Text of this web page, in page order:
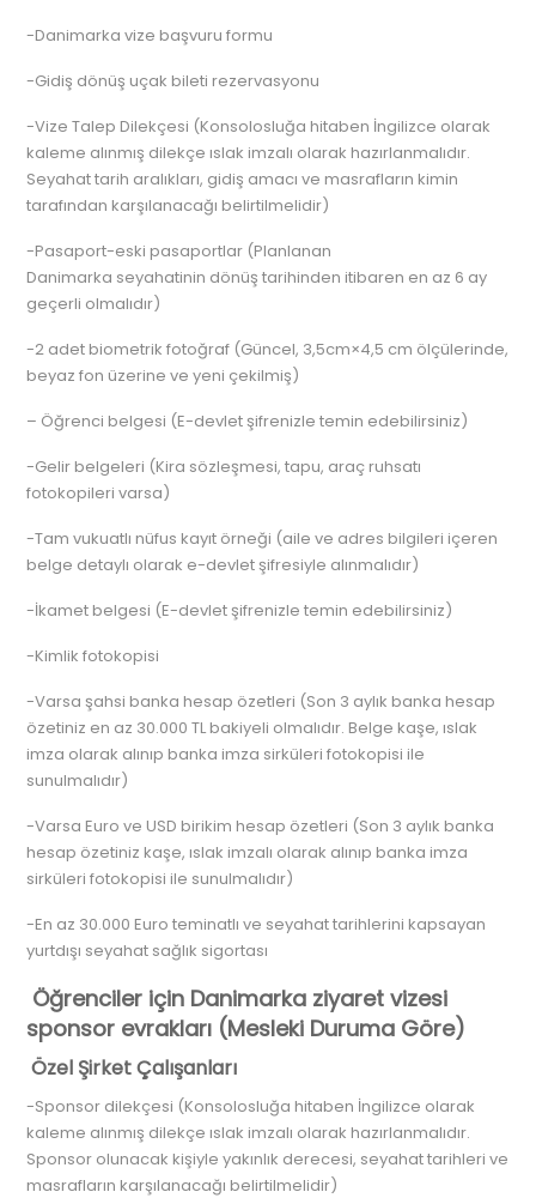
-Danimarka vize başvuru formu
-Gidiş dönüş uçak bileti rezervasyonu
-Vize Talep Dilekçesi (Konsolosluğa hitaben İngilizce olarak
kaleme alınmış dilekçe ıslak imzalı olarak hazırlanmalıdır.
Seyahat tarih aralıkları, gidiş amacı ve masrafların kimin
tarafından karşılanacağı belirtilmelidir)
-Pasaport-eski pasaportlar (Planlanan
Danimarka seyahatinin dönüş tarihinden itibaren en az 6 ay
geçerli olmalıdır)
-2 adet biometrik fotoğraf (Güncel, 3,5cm×4,5 cm ölçülerinde,
beyaz fon üzerine ve yeni çekilmiş)
– Öğrenci belgesi (E-devlet şifrenizle temin edebilirsiniz)
-Gelir belgeleri (Kira sözleşmesi, tapu, araç ruhsatı
fotokopileri varsa)
-Tam vukuatlı nüfus kayıt örneği (aile ve adres bilgileri içeren
belge detaylı olarak e-devlet şifresiyle alınmalıdır)
-İkamet belgesi (E-devlet şifrenizle temin edebilirsiniz)
-Kimlik fotokopisi
-Varsa şahsi banka hesap özetleri (Son 3 aylık banka hesap
özetiniz en az 30.000 TL bakiyeli olmalıdır. Belge kaşe, ıslak
imza olarak alınıp banka imza sirküleri fotokopisi ile
sunulmalıdır)
-Varsa Euro ve USD birikim hesap özetleri (Son 3 aylık banka
hesap özetiniz kaşe, ıslak imzalı olarak alınıp banka imza
sirküleri fotokopisi ile sunulmalıdır)
-En az 30.000 Euro teminatlı ve seyahat tarihlerini kapsayan
yurtdışı seyahat sağlık sigortası
Öğrenciler için Danimarka ziyaret vizesi
sponsor evrakları (Mesleki Duruma Göre)
Özel Şirket Çalışanları
-Sponsor dilekçesi (Konsolosluğa hitaben İngilizce olarak
kaleme alınmış dilekçe ıslak imzalı olarak hazırlanmalıdır.
Sponsor olunacak kişiyle yakınlık derecesi, seyahat tarihleri ve
masrafların karşılanacağı belirtilmelidir)